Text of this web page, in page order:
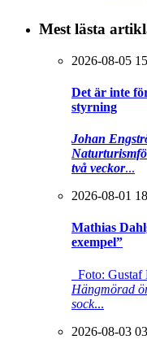
Mest lästa
2026-08-05
Det är inte
styrning
Johan
två veckor...
2026-08-01
Mathias
exempel”
Foto: Gustaf
Hängmörad
sock...
2026-08-03